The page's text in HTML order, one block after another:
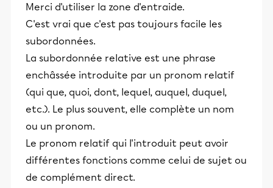
Merci d'utiliser la zone d'entraide.
C'est vrai que c'est pas toujours facile les
subordonnées.
La subordonnée relative est une phrase
enchâssée introduite par un pronom relatif
(qui que, quoi, dont, lequel, auquel, duquel,
etc.). Le plus souvent, elle complète un nom
ou un pronom.
Le pronom relatif qui l'introduit peut avoir
différentes fonctions comme celui de sujet ou
de complément direct.